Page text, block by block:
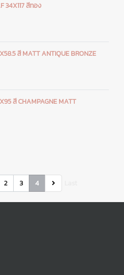
34X117 สีทอง
สี MATT ANTIQUE BRONZE
สี CHAMPAGNE MATT
2 3 4